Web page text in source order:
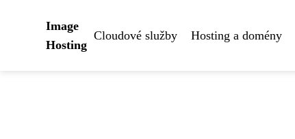
Image
Hosting
Cloudové služby Hosting a domény